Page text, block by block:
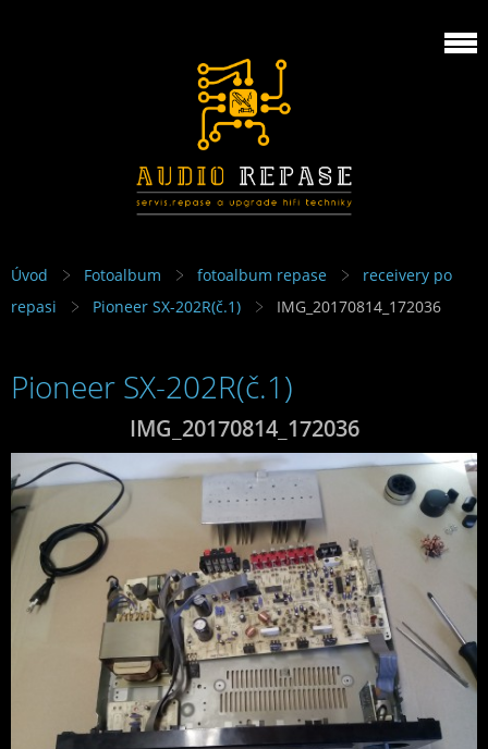
Úvod Fotoalbum fotoalbum repase
receivery po
repasi
Pioneer SX-202R(č.1) IMG_20170814_172036
Pioneer SX-202R(č.1)
IMG_20170814_172036